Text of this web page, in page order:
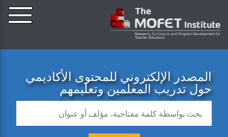
المصدر الإلكتروني للمحتوى الأكاديمي
حول تدريب المعلمين وتعليمهم